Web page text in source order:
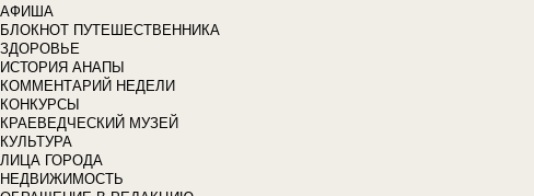
АФИША
БЛОКНОТ ПУТЕШЕСТВЕННИКА
ЗДОРОВЬЕ
ИСТОРИЯ АНАПЫ
КОММЕНТАРИЙ НЕДЕЛИ
КОНКУРСЫ
КРАЕВЕДЧЕСКИЙ МУЗЕЙ
КУЛЬТУРА
ЛИЦА ГОРОДА
НЕДВИЖИМОСТЬ